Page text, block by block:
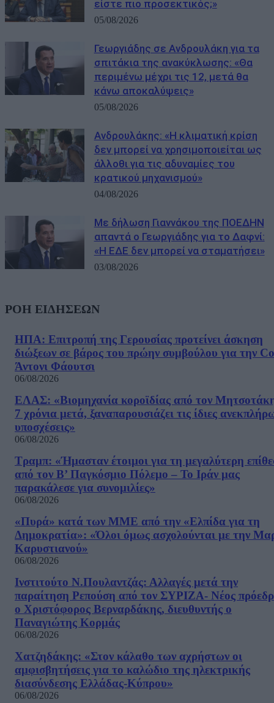
είστε πιο προσεκτικός;»
05/08/2026
Γεωργιάδης σε Ανδρουλάκη για τα
σπιτάκια της ανακύκλωσης: «Θα
περιμένω μέχρι τις 12, μετά θα
κάνω αποκαλύψεις»
05/08/2026
Ανδρουλάκης: «Η κλιματική κρίση
δεν μπορεί να χρησιμοποιείται ως
άλλοθι για τις αδυναμίες του
κρατικού μηχανισμού»
04/08/2026
Με δήλωση Γιαννάκου της ΠΟΕΔΗΝ
απαντά ο Γεωργιάδης για το Δαφνί:
«Η ΕΔΕ δεν μπορεί να σταματήσει»
03/08/2026
ΡΟΗ ΕΙΔΗΣΕΩΝ
ΗΠΑ: Επιτροπή της Γερουσίας προτείνει άσκηση
διώξεων σε βάρος του πρώην συμβούλου για την
Άντονι Φάουτσι
06/08/2026
ΕΛΑΣ: «Βιομηχανία κοροϊδίας από τον
7 χρόνια μετά, ξαναπαρουσιάζει τις ίδιες
υποσχέσεις»
06/08/2026
Τραμπ: «Ήμασταν έτοιμοι για τη μεγαλύτερη
από τον Β’ Παγκόσμιο Πόλεμο – Το Ιράν μας
παρακάλεσε για συνομιλίες»
06/08/2026
«Πυρά» κατά των ΜΜΕ από την «Ελπίδα για τη
Δημοκρατία»: «Όλοι όμως ασχολούνται με την
Καρυστιανού»
06/08/2026
Ινστιτούτο Ν.Πουλαντζάς: Αλλαγές μετά την
παραίτηση Ρεπούση από τον ΣΥΡΙΖΑ- Νέος
ο Χριστόφορος Βερναρδάκης, διευθυντής ο
Παναγιώτης Κορμάς
06/08/2026
Χατζηδάκης: «Στον κάλαθο των αχρήστων οι
αμφισβητήσεις για το καλώδιο της ηλεκτρικής
διασύνδεσης Ελλάδας-Κύπρου»
06/08/2026